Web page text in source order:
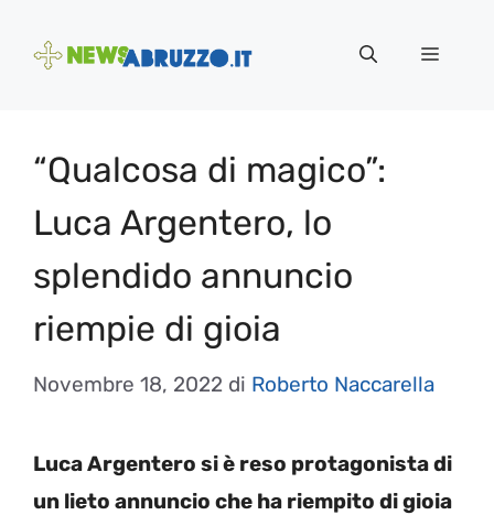
Menu
“Qualcosa di magico”:
Luca Argentero, lo
splendido annuncio
riempie di gioia
Novembre 18, 2022 di Roberto Naccarella
Luca Argentero si è reso protagonista di
un lieto annuncio che ha riempito di gioia